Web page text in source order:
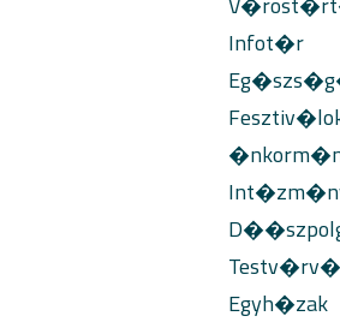
Infot�r
Egyh�zak